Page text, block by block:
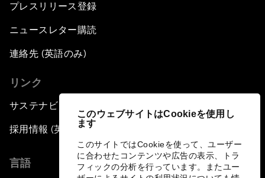
このウェブサイトはCookieを使用し
ます
このサイトではCookieを使って、ユーザー
に合わせたコンテンツや広告の表示、トラ
フィックの分析を行っています。またユー
プレスリリース登録
ニュースレター購読
連絡先 (英語のみ)
リンク
サステナビリティへの取り組み
採用情報 (英語のみ)
言語